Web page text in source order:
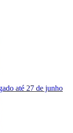
até 27 de junho